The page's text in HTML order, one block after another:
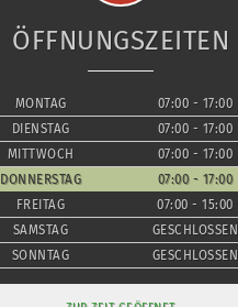
ÖFFNUNGSZEITEN
MONTAG
07:00 - 17:00
DIENSTAG
07:00 - 17:00
MITTWOCH
07:00 - 17:00
DONNERSTAG
07:00 - 17:00
FREITAG
07:00 - 15:00
SAMSTAG
GESCHLOSSEN
SONNTAG
GESCHLOSSEN